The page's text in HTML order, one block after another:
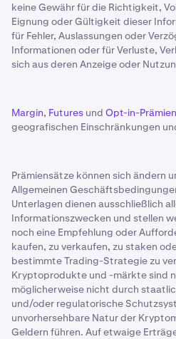
keine Gewähr für die Richtigkeit,
Eignung oder Gültigkeit dieser
für Fehler, Auslassungen oder
Informationen oder für Verluste,
sich aus deren Anzeige oder
Margin, Futures und Opt-in-Prämien
geografischen Einschränkungen
Prämiensätze können sich ändern
Allgemeinen
Unterlagen dienen ausschließlich
Informationszwecken und stellen
noch eine Empfehlung oder
kaufen, zu verkaufen, zu staken
bestimmte Trading-Strategie zu
Kryptoprodukte und -märkte sind
möglicherweise nicht durch
und/oder regulatorische
unvorhersehbare Natur der
Geldern führen. Auf etwaige